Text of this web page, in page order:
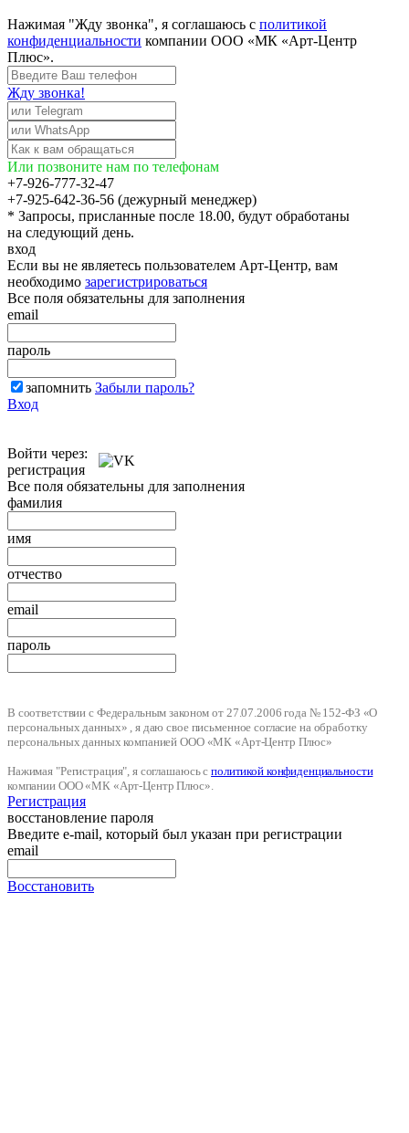
Нажимая "Жду звонка", я соглашаюсь с политикой
конфиденциальности компании ООО «МК «Арт-Центр
Плюс».
Жду звонка!
Или позвоните нам по телефонам
+7-926-777-32-47
+7-925-642-36-56 (дежурный менеджер)
* Запросы, присланные после 18.00, будут обработаны
на следующий день.
вход
Если вы не являетесь пользователем Арт-Центр, вам
необходимо зарегистрироваться
Все поля обязательны для заполнения
email
пароль
запомнить Забыли пароль?
Вход
Войти через:
регистрация
Все поля обязательны для заполнения
фамилия
имя
отчество
email
пароль
В соответствии с Федеральным законом от 27.07.2006 года № 152-ФЗ «О
персональных данных» , я даю свое письменное согласие на обработку
персональных данных компанией ООО «МК «Арт-Центр Плюс»
Нажимая "Регистрация", я соглашаюсь сполитикой конфиденциальности
компании ООО «МК «Арт-Центр Плюс».
Регистрация
восстановление пароля
Введите e-mail, который был указан при регистрации
email
Восстановить